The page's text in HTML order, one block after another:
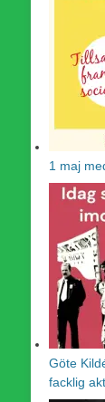
1 maj
Göte
facklig